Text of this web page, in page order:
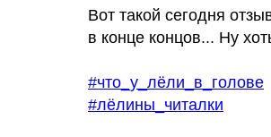
Вот такой сегодня
в конце концов... Ну
#что_у_лёли_в_голове
#лёлины_читалки